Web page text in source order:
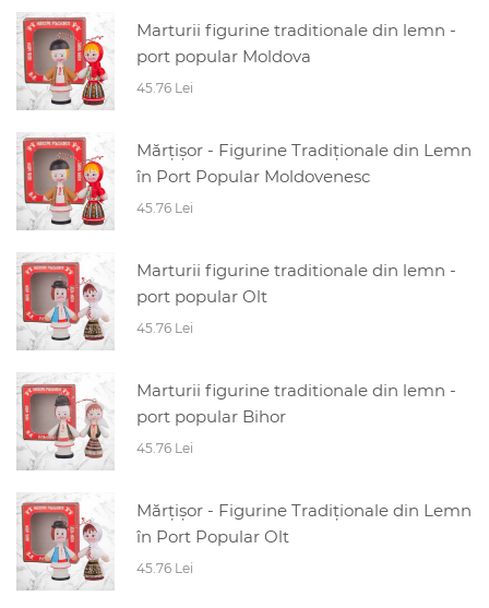
Marturii figurine traditionale din lemn -
port popular Moldova
45.76 Lei
Mărțișor - Figurine Tradiționale din Lemn
în Port Popular Moldovenesc
45.76 Lei
Marturii figurine traditionale din lemn -
port popular Olt
45.76 Lei
Marturii figurine traditionale din lemn -
port popular Bihor
45.76 Lei
Mărțișor - Figurine Tradiționale din Lemn
în Port Popular Olt
45.76 Lei